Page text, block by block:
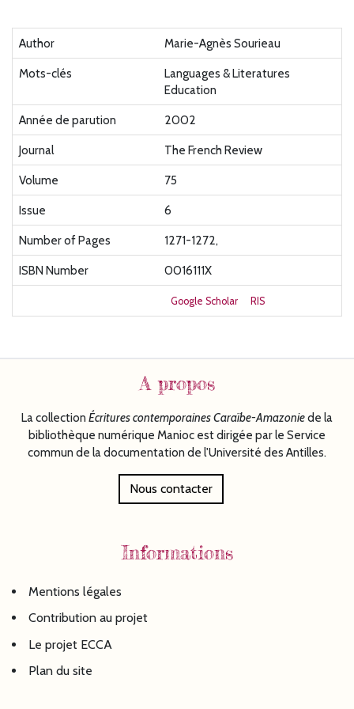
Author
Marie-Agnès Sourieau
Mots-clés
Languages & Literatures
Education
Année de parution
2002
Journal
The French Review
Volume
75
Issue
6
Number of Pages
1271-1272,
ISBN Number
0016111X
Google Scholar RIS
A propos
La collection Écriturescontemporaines Caraïbe-Amazoniede la
bibliothèque numérique Manioc est dirigée par le Service
commun de la documentation de l'Université des Antilles.
Nous contacter
Informations
Mentions légales
Contribution au projet
Le projet ECCA
Plan du site